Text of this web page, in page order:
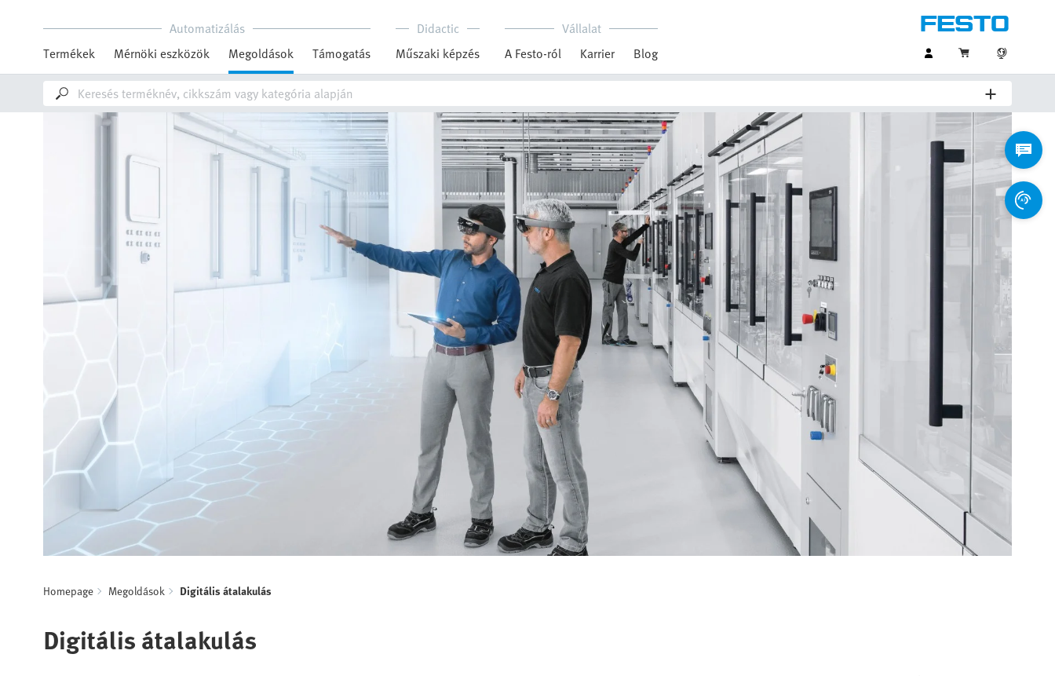
Automatizálás
Termékek
Mérnöki eszközök Megoldások Támogatás
Didactic
Műszaki képzés
Vállalat
A Festo-ról
Karrier Blog
Homepage Megoldások Digitális átalakulás
Digitális átalakulás